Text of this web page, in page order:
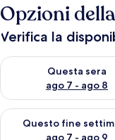
Opzioni
Verifica la
Questa sera
ago 7 - ago 8
Verifica la disponibilità
Questo fine
ago 7 - ago 9
Verifica la